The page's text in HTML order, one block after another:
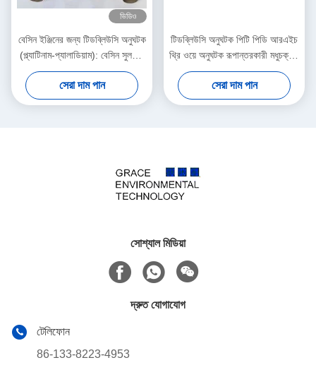
ভিডিও
বেসিন ইঞ্জিনের জন্য টিডব্লিউসি অনুঘটক
(প্ল্যাটিনাম-প্যালাডিয়াম): বেসিন সুলফার
হ্রাস করে
সেরা দাম পান
টিডব্লিউসি অনুঘটক পিটি পিডি আরএইচ
থ্রি ওয়ে অনুঘটক রূপান্তরকারী মধুচক্রীয়
উপাদান ইউরো 5 6 400 সেল
সেরা দাম পান
সোশ্যাল মিডিয়া
দ্রুত যোগাযোগ
টেলিফোন
86-133-8223-4953